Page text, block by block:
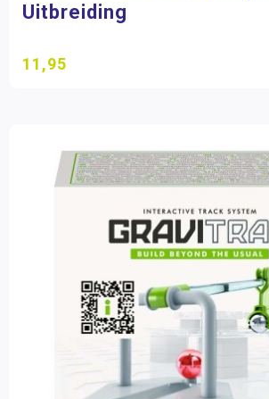
Uitbreiding
11,95